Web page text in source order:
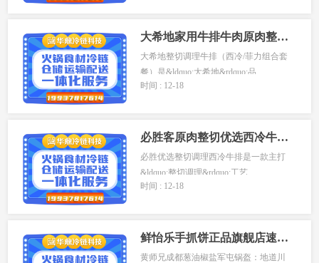
大希地家用牛排牛肉原肉整切10片儿童黑椒菲力西冷牛扒
大希地整切调理牛排（西冷/菲力组合套
餐）是&ldquo;大希地&rdquo;品...
时间 : 12-18
必胜客原肉整切优选西冷牛排家庭儿童早餐官方旗舰店牛肉牛扒
必胜优选整切调理西冷牛排是一款主打
&ldquo;整切调理&rdquo;工艺...
时间 : 12-18
鲜怡乐手抓饼正品旗舰店速食半成品鲜葱饼饼儿童早餐老上海葱油饼
黄师兄成都葱油椒盐军屯锅盔：地道川